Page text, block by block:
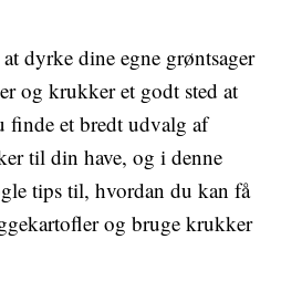
dyrke dine egne grøntsager
og krukker et godt sted at
finde et bredt udvalg af
til din have, og i denne
tips til, hvordan du kan få
og bruge krukker